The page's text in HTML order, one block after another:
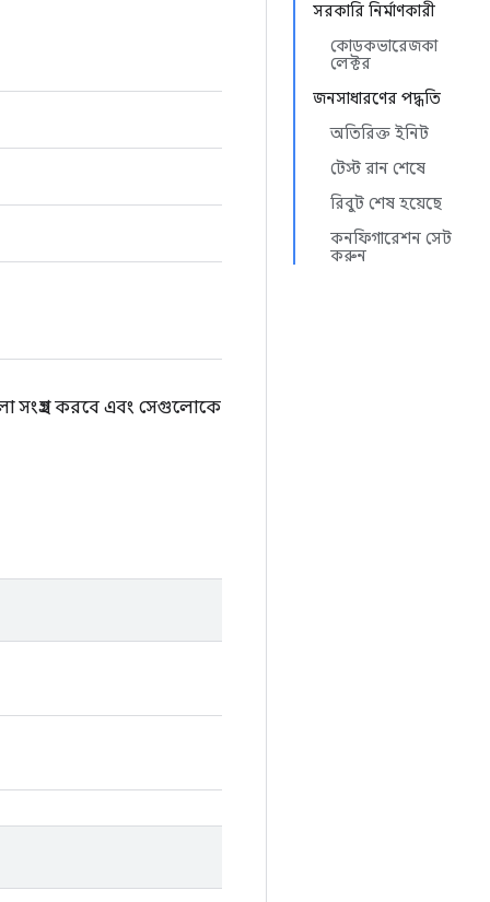
সরকারি নির্মাণকারী
কোডকভারেজকা
লেক্টর
জনসাধারণের পদ্ধতি
অতিরিক্ত ইনিট
টেস্ট রান শেষে
রিবুট শেষ হয়েছে
কনফিগারেশন সেট
করুন
সংগ্রহ করবে এবং সেগুলোকে